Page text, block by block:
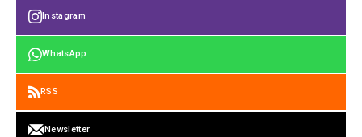
Instagram
WhatsApp
RSS
Newsletter